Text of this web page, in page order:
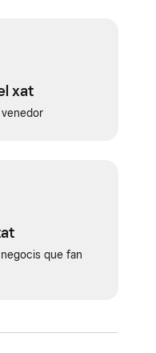
xat
venedor
que fan